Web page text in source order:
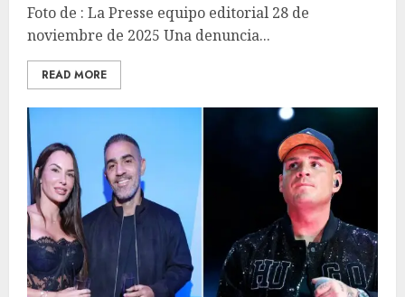
Foto de : La Presse equipo editorial 28 de
noviembre de 2025 Una denuncia...
READ MORE